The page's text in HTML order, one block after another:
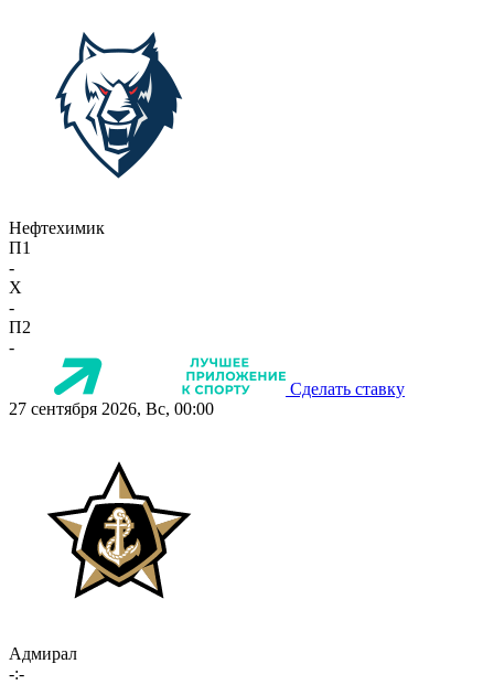
Нефтехимик
П1
-
X
-
П2
-
Сделать ставку
27 сентября 2026, Вс, 00:00
Адмирал
-:-